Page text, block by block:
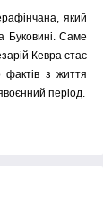
який
Буковині. Саме
Кевра стає
з життя
період.